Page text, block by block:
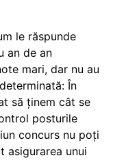
le răspunde
an de an
mari, dar nu au
În
să ținem cât se
posturile
concurs nu poți
asigurarea unui